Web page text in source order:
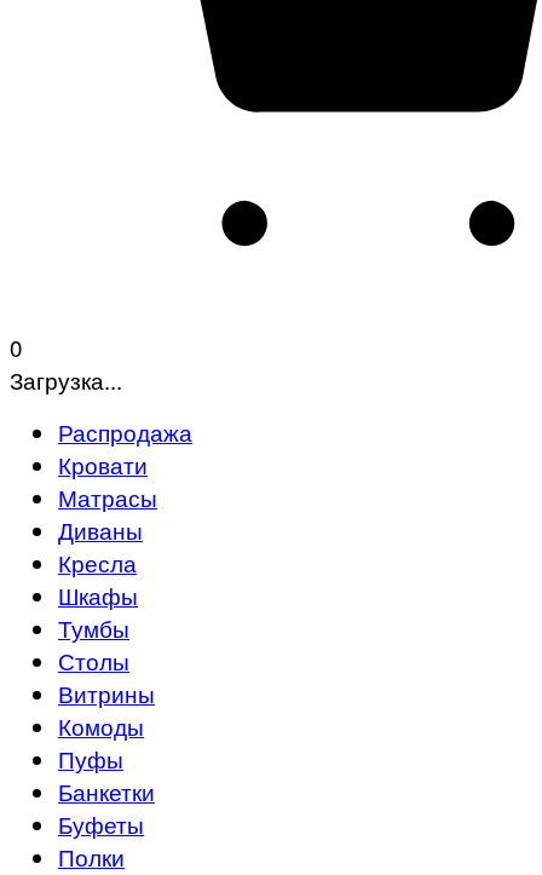
0
Загрузка...
Распродажа
Кровати
Матрасы
Диваны
Кресла
Шкафы
Тумбы
Столы
Витрины
Комоды
Пуфы
Банкетки
Буфеты
Полки